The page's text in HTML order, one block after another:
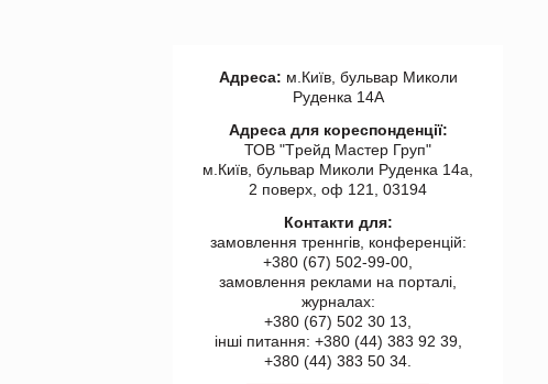
Адреса: м.Київ, бульвар Миколи
Руденка 14А
Адреса для кореспонденції:
ТОВ "Tрейд Мастер Груп"
м.Київ, бульвар Миколи Руденка 14а,
2 поверх, оф 121, 03194
Контакти для:
замовлення треннгів, конференцій:
+380 (67) 502-99-00,
замовлення реклами на порталі,
журналах:
+380 (67) 502 30 13,
інші питання: +380 (44) 383 92 39,
+380 (44) 383 50 34.